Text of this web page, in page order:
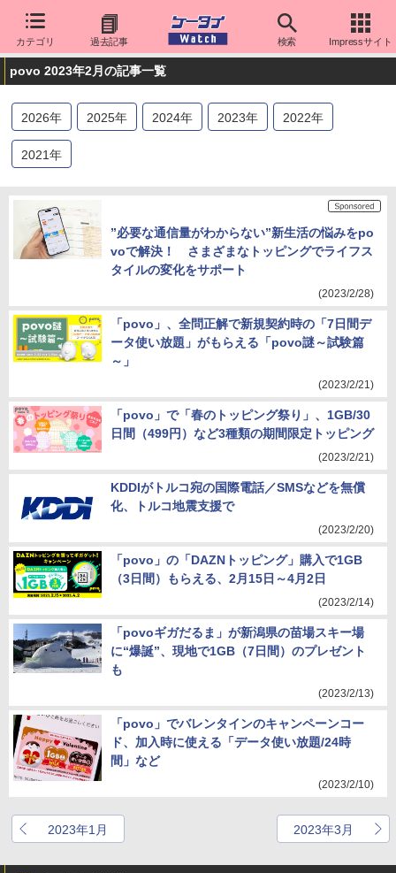
カテゴリ 過去記事 検索 Impressサイト
povo 2023年2月の記事一覧
2026年 2025年 2024年 2023年 2022年
2021年
”必要な通信量がわからない”新生活の悩みをpo
voで解決！ さまざまなトッピングでライフス
タイルの変化をサポート
(2023/2/28)
「povo」、全問正解で新規契約時の「7日間デ
ータ使い放題」がもらえる「povo謎～試験篇
～」
(2023/2/21)
「povo」で「春のトッピング祭り」、1GB/30
日間（499円）など3種類の期間限定トッピング
(2023/2/21)
KDDIがトルコ宛の国際電話／SMSなどを無償
化、トルコ地震支援で
(2023/2/20)
「povo」の「DAZNトッピング」購入で1GB
（3日間）もらえる、2月15日～4月2日
(2023/2/14)
「povoギガだるま」が新潟県の苗場スキー場
に“爆誕”、現地で1GB（7日間）のプレゼント
も
(2023/2/13)
「povo」でバレンタインのキャンペーンコー
ド、加入時に使える「データ使い放題/24時
間」など
(2023/2/10)
2023年1月 2023年3月